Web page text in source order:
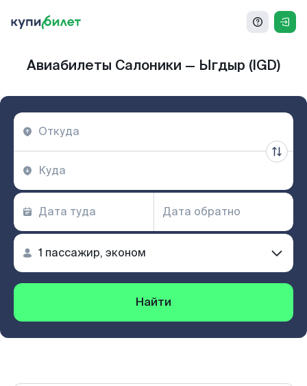
Авиабилеты Салоники — Ыгдыр (IGD)
Найти